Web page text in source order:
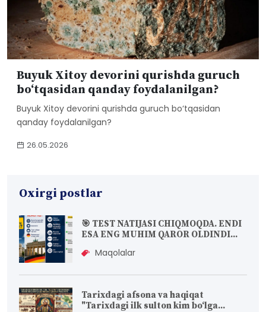
Buyuk Xitoy devorini qurishda guruch
bo‘tqasidan qanday foydalanilgan?
Buyuk Xitoy devorini qurishda guruch bo‘tqasidan
qanday foydalanilgan?
26.05.2026
Oxirgi postlar
🎯 TEST NATIJASI CHIQMOQDA. ENDI
ESA ENG MUHIM QAROR OLDINDI...
Maqolalar
Tarixdagi afsona va haqiqat
"Tarixdagi ilk sulton kim bo‘lga...